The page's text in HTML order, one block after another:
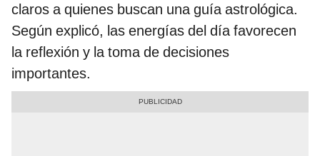
claros a quienes buscan una guía astrológica.
Según explicó, las energías del día favorecen
la reflexión y la toma de decisiones
importantes.